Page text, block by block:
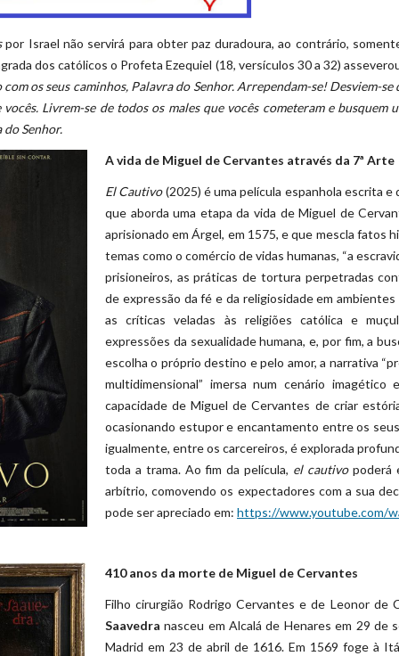
por Israel não servirá para obter paz duradoura, ao contrário,
dos católicos o Profeta Ezequiel (18, versículos 30 a 32)
os seus caminhos, Palavra do Senhor. Arrependam-se! Desviem-se
Livrem-se de todos os males que vocês cometeram e busquem
Senhor.
A vida de Miguel de Cervantes através da 7ª Arte
El Cautivo(2025) é uma película espanhola escrita
que aborda uma etapa da vida de Miguel de
aprisionado em Árgel, em 1575, e que mescla fatos
temas como o comércio de vidas humanas, “a
prisioneiros, as práticas de tortura perpetradas
de expressão da fé e da religiosidade em
as críticas veladas às religiões católica e
expressões da sexualidade humana, e, por fim, a
escolha o próprio destino e pelo amor, a narrativa
multidimensional” imersa num cenário
capacidade de Miguel de Cervantes de criar
ocasionando estupor e encantamento entre os
igualmente, entre os carcereiros, é explorada
toda a trama. Ao fim da película, el cautivopoderá
arbítrio, comovendo os expectadores com a sua
pode ser apreciado em: https://www.youtube.com/
410 anos da morte de Miguel de Cervantes
Filho cirurgião Rodrigo Cervantes e de Leonor de
Saavedra nasceu em Alcalá de Henares em 29 de
Madrid em 23 de abril de 1616. Em 1569 foge à